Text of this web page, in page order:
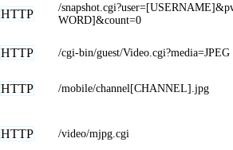
HTTP
/
WORD]&count=0
HTTP /cgi-bin/guest/Video.cgi?media=JPEG
HTTP /mobile/channel[CHANNEL].jpg
HTTP /video/mjpg.cgi